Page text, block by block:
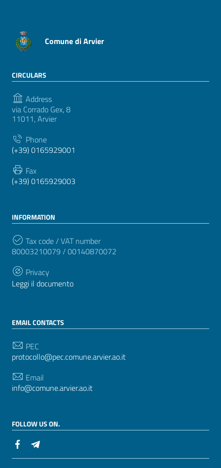
Comune di Arvier
CIRCULARS
Address
via Corrado Gex, 8
11011, Arvier
Phone
(+39) 0165929001
Fax
(+39) 0165929003
INFORMATION
Tax code / VAT number
80003210079 / 00140870072
Privacy
Leggi il documento
EMAIL CONTACTS
PEC
protocollo@pec.comune.arvier.ao.it
Email
info@comune.arvier.ao.it
FOLLOW US ON.